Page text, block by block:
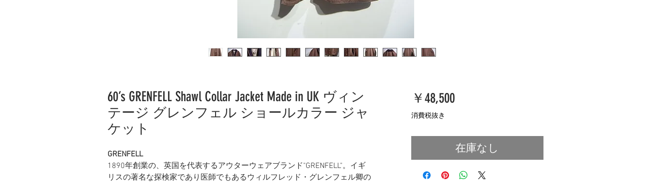
60’s GRENFELL Shawl Collar Jacket Made in UK ヴィン
テージ グレンフェル ショールカラー ジャ
ケット
GRENFELL
1890年創業の、 英国を代表するアウターウェアブランド"GRENFELL"。イギ
リスの著名な探検家であり医師でもあるウィルフレッド・グレンフェル卿の
￥48,500価
消費税抜き
在庫なし